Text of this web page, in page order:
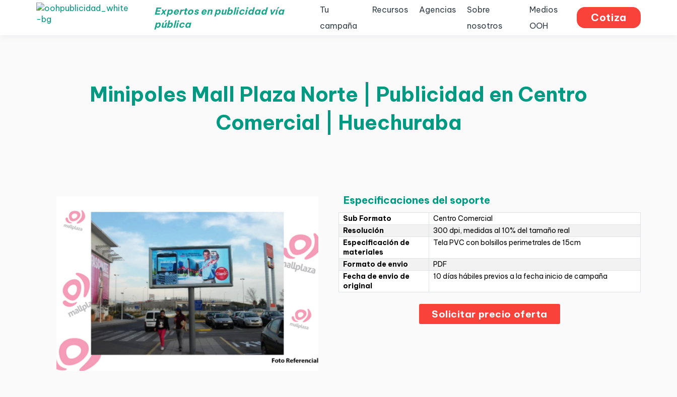
Expertos en publicidad vía
pública
Tu
campaña
Recursos Agencias
Sobre
nosotros
Medios
OOH
Cotiza
Minipoles Mall Plaza Norte | Publicidad en Centro
Comercial | Huechuraba
Especificaciones del soporte
Sub Formato
Centro Comercial
Resolución
300 dpi, medidas al 10% del tamaño real
Especificación de
materiales
Tela PVC con bolsillos perimetrales de 15cm
Formato de envio
PDF
Fecha de envio de
original
10 días hábiles previos a la fecha inicio de campaña
Solicitar precio oferta